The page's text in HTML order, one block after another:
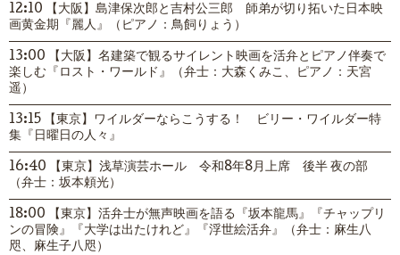
12:10 【大阪】島津保次郎と吉村公三郎 師弟が切り拓いた日本映
画黄金期『麗人』（ピアノ：鳥飼りょう）
13:00 【大阪】名建築で観るサイレント映画を活弁とピアノ伴奏で
楽しむ『ロスト・ワールド』（弁士：大森くみこ、ピアノ：天宮
遥）
13:15 【東京】ワイルダーならこうする！ ビリー・ワイルダー特
集『日曜日の人々』
16:40 【東京】浅草演芸ホール 令和8年8月上席 後半 夜の部
（弁士：坂本頼光）
18:00 【東京】活弁士が無声映画を語る『坂本龍馬』『チャップリ
ンの冒険』『大学は出たけれど』『浮世絵活弁』（弁士：麻生八
咫、麻生子八咫）